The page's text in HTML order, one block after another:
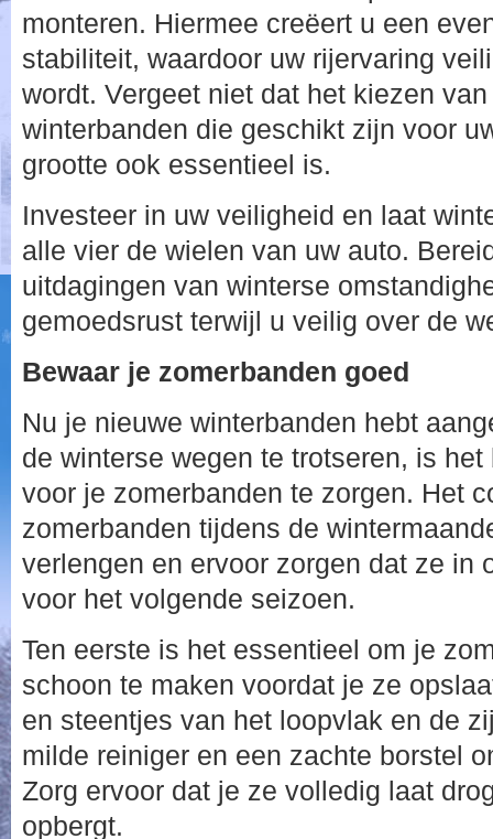
monteren. Hiermee creëert u een
stabiliteit, waardoor uw rijervaring
wordt. Vergeet niet dat het kiezen
winterbanden die geschikt zijn voor
grootte ook essentieel is.
Investeer in uw veiligheid en laat
alle vier de wielen van uw auto.
uitdagingen van winterse
gemoedsrust terwijl u veilig over de
Bewaar je zomerbanden goed
Nu je nieuwe winterbanden hebt
de winterse wegen te trotseren, is
voor je zomerbanden te zorgen. Het
zomerbanden tijdens de
verlengen en ervoor zorgen dat ze in
voor het volgende seizoen.
Ten eerste is het essentieel om je
schoon te maken voordat je ze
en steentjes van het loopvlak en de
milde reiniger en een zachte borstel
Zorg ervoor dat je ze volledig laat
opbergt.